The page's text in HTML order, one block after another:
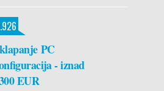
PC
- iznad
EUR